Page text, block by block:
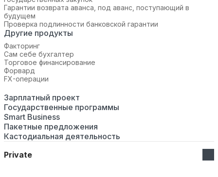
Гарантии возврата аванса, под аванс, поступающий в
будущем
Проверка подлинности банковской гарантии
Другие продукты
Факторинг
Сам себе бухгалтер
Торговое финансирование
Форвард
FX-операции
Зарплатный проект
Государственные программы
Smart Business
Пакетные предложения
Кастодиальная деятельность
Private